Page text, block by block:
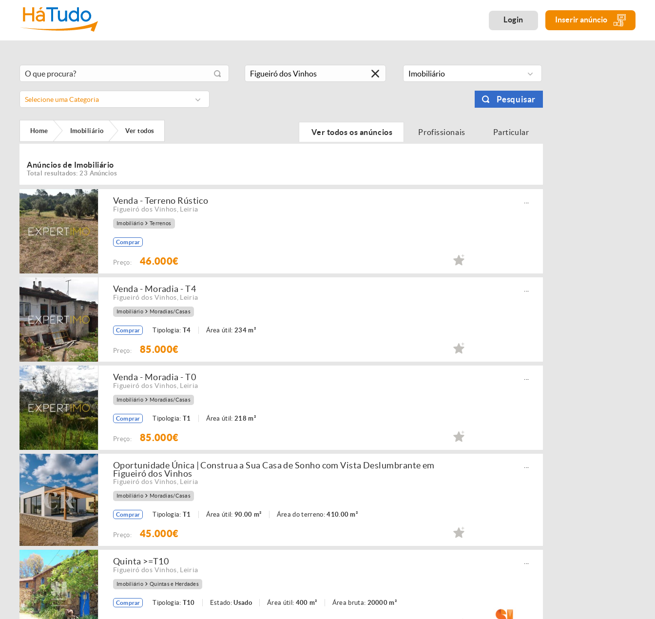
Login Inserir anúncio
Imobiliário
Selecione uma Categoria Pesquisar
Home Imobiliário Ver todos Ver todos os anúncios Profissionais Particular
Anúncios de Imobiliário
Total resultados: 23 Anúncios
Venda - Terreno Rústico
Figueiró dos Vinhos Leiria
Imobiliário Terrenos
Comprar
Preço: 46.000€
Venda - Moradia - T4
Figueiró dos Vinhos Leiria
Imobiliário Moradias/Casas
Comprar Tipologia: T4 Área útil:234 m²
Preço: 85.000€
Venda - Moradia - T0
Figueiró dos Vinhos Leiria
Imobiliário Moradias/Casas
Comprar Tipologia: T1 Área útil:218 m²
Preço: 85.000€
Oportunidade Única | Construa a Sua Casa de Sonho com Vista Deslumbrante em
Figueiró dos Vinhos
Figueiró dos Vinhos Leiria
Imobiliário Moradias/Casas
Comprar Tipologia: T1 Área útil: 90.00 m² Área do terreno:410.00 m²
Preço: 45.000€
Quinta >=T10
Figueiró dos Vinhos Leiria
Imobiliário Quintas e Herdades
Comprar Tipologia: T10 Estado:Usado Área útil: 400 m² Área bruta: 20000 m²